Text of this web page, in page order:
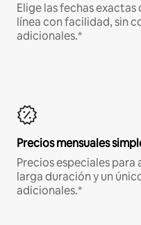
Elige las fechas exactas
línea con facilidad, sin
adicionales.*
Precios mensuales
Precios especiales
larga duración y un
adicionales.*